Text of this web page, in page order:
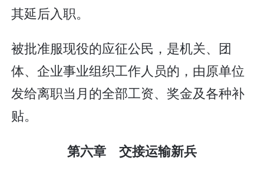
其延后入职。
被批准服现役的应征公民，是机关、团
体、企业事业组织工作人员的，由原单位
发给离职当月的全部工资、奖金及各种补
贴。
第六章 交接运输新兵